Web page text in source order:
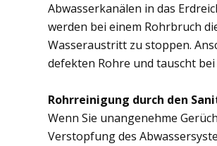
Abwasserkanälen in das
werden bei einem Rohrbruch
Wasseraustritt zu stoppen.
defekten Rohre und tauscht
Rohrreinigung durch den
Wenn Sie unangenehme
Verstopfung des